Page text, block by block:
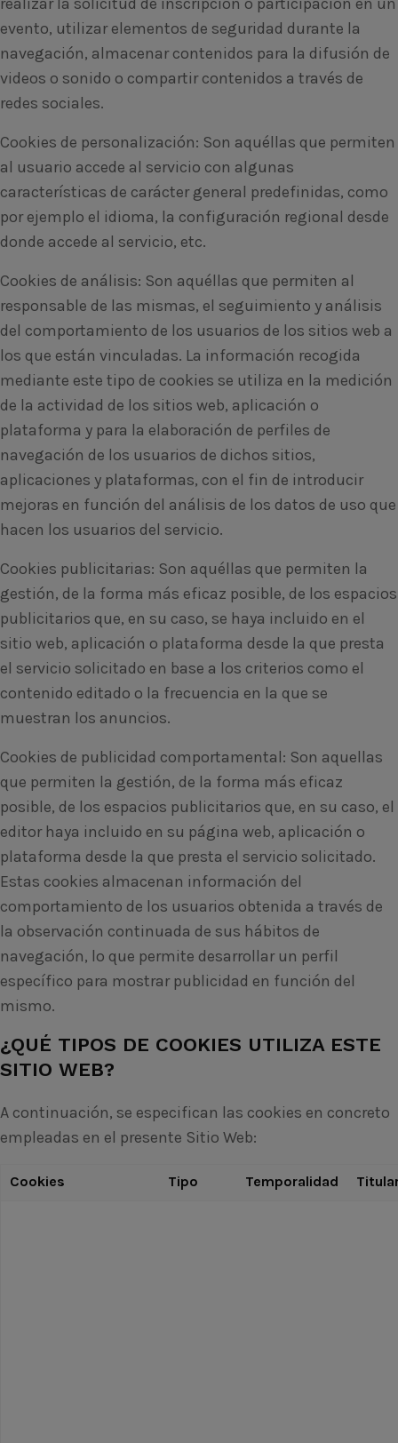
evento, utilizar elementos de seguridad durante la
navegación, almacenar contenidos para la difusión de
videos o sonido o compartir contenidos a través de
redes sociales.
Cookies de personalización: Son aquéllas que permiten
al usuario accede al servicio con algunas
características de carácter general predefinidas, como
por ejemplo el idioma, la configuración regional desde
donde accede al servicio, etc.
Cookies de análisis: Son aquéllas que permiten al
responsable de las mismas, el seguimiento y análisis
del comportamiento de los usuarios de los sitios web a
los que están vinculadas. La información recogida
mediante este tipo de cookies se utiliza en la medición
de la actividad de los sitios web, aplicación o
plataforma y para la elaboración de perfiles de
navegación de los usuarios de dichos sitios,
aplicaciones y plataformas, con el fin de introducir
mejoras en función del análisis de los datos de uso que
hacen los usuarios del servicio.
Cookies publicitarias: Son aquéllas que permiten la
gestión, de la forma más eficaz posible, de los espacios
publicitarios que, en su caso, se haya incluido en el
sitio web, aplicación o plataforma desde la que presta
el servicio solicitado en base a los criterios como el
contenido editado o la frecuencia en la que se
muestran los anuncios.
Cookies de publicidad comportamental: Son aquellas
que permiten la gestión, de la forma más eficaz
posible, de los espacios publicitarios que, en su caso, el
editor haya incluido en su página web, aplicación o
plataforma desde la que presta el servicio solicitado.
Estas cookies almacenan información del
comportamiento de los usuarios obtenida a través de
la observación continuada de sus hábitos de
navegación, lo que permite desarrollar un perfil
específico para mostrar publicidad en función del
mismo.
¿QUÉ TIPOS DE COOKIES UTILIZA ESTE
SITIO WEB?
A continuación, se especifican las cookies en concreto
empleadas en el presente Sitio Web:
Cookies Tipo Temporalidad